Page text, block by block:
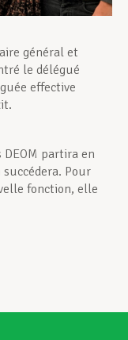
général et
le délégué
effective
partira en
Pour
fonction, elle